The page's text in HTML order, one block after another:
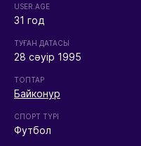
USER.AGE
31 год
ТУҒАН ДАТАСЫ
28 сәуір 1995
ТОПТАР
Байконур
СПОРТ ТҮРІ
Футбол